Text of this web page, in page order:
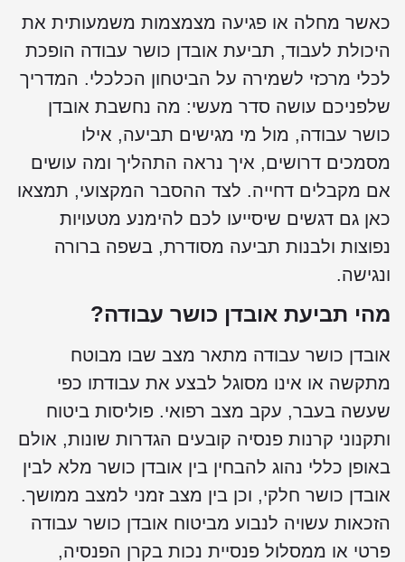
כאשר מחלה או פגיעה מצמצמות משמעותית את
היכולת לעבוד, תביעת אובדן כושר עבודה הופכת
לכלי מרכזי לשמירה על הביטחון הכלכלי. המדריך
שלפניכם עושה סדר מעשי: מה נחשבת אובדן
כושר עבודה, מול מי מגישים תביעה, אילו
מסמכים דרושים, איך נראה התהליך ומה עושים
אם מקבלים דחייה. לצד ההסבר המקצועי, תמצאו
כאן גם דגשים שיסייעו לכם להימנע מטעויות
נפוצות ולבנות תביעה מסודרת, בשפה ברורה
ונגישה.
מהי תביעת אובדן כושר עבודה?
אובדן כושר עבודה מתאר מצב שבו מבוטח
מתקשה או אינו מסוגל לבצע את עבודתו כפי
שעשה בעבר, עקב מצב רפואי. פוליסות ביטוח
ותקנוני קרנות פנסיה קובעים הגדרות שונות, אולם
באופן כללי נהוג להבחין בין אובדן כושר מלא לבין
אובדן כושר חלקי, וכן בין מצב זמני למצב ממושך.
הזכאות עשויה לנבוע מביטוח אובדן כושר עבודה
פרטי או ממסלול פנסיית נכות בקרן הפנסיה,